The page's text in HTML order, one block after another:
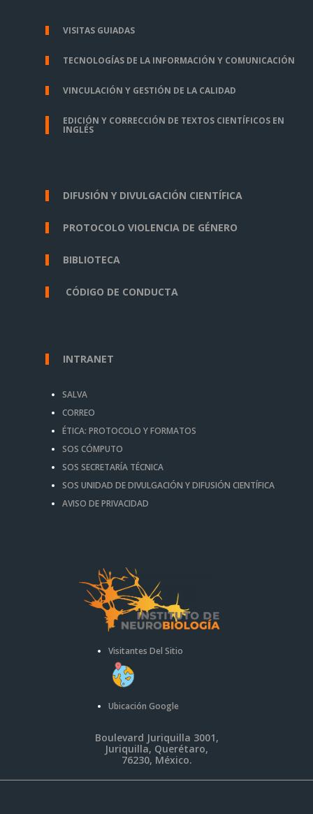
VISITAS GUIADAS
TECNOLOGÍAS DE LA INFORMACIÓN Y COMUNICACIÓN
VINCULACIÓN Y GESTIÓN DE LA CALIDAD
EDICIÓN Y CORRECCIÓN DE TEXTOS CIENTÍFICOS EN
INGLÉS
DIFUSIÓN Y DIVULGACIÓN CIENTÍFICA
PROTOCOLO VIOLENCIA DE GÉNERO
BIBLIOTECA
CÓDIGO DE CONDUCTA
INTRANET
SALVA
CORREO
ÉTICA: PROTOCOLO Y FORMATOS
SOS CÓMPUTO
SOS SECRETARÍA TÉCNICA
SOS UNIDAD DE DIVULGACIÓN Y DIFUSIÓN CIENTÍFICA
AVISO DE PRIVACIDAD
Visitantes Del Sitio
Ubicación Google
Boulevard Juriquilla 3001,
Juriquilla, Querétaro,
76230, México.